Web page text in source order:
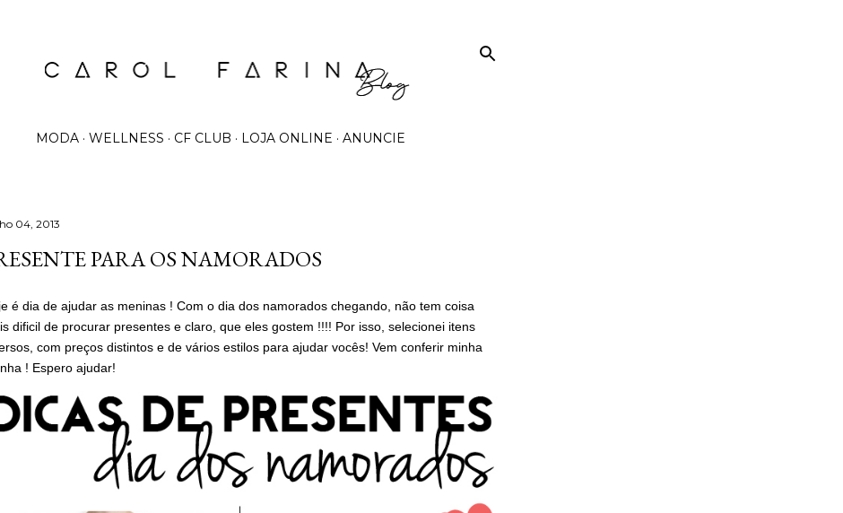
MODA WELLNESS CF CLUB LOJA ONLINE ANUNCIE
04, 2013
PARA OS NAMORADOS
é dia de ajudar as meninas ! Com o dia dos namorados chegando, não tem coisa
dificil de procurar presentes e claro, que eles gostem !!!! Por isso, selecionei itens
com preços distintos e de vários estilos para ajudar vocês! Vem conferir minha
! Espero ajudar!